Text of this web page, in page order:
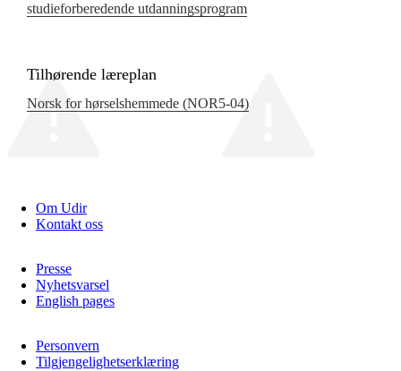
studieforberedende utdanningsprogram
Tilhørende læreplan
Norsk for hørselshemmede (NOR5‑04)
Om Udir
Kontakt oss
Presse
Nyhetsvarsel
English pages
Personvern
Tilgjengelighetserklæring